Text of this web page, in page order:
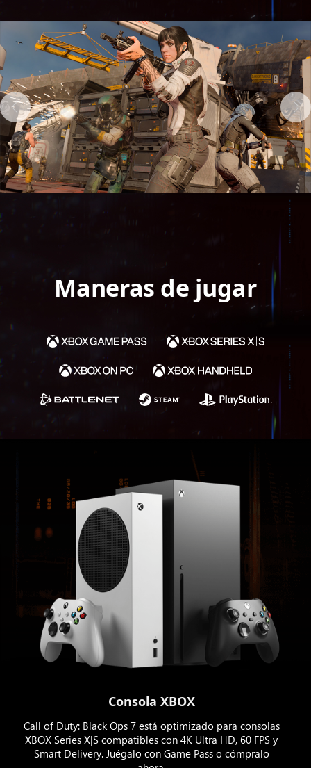
Maneras de jugar
Consola XBOX
Call of Duty: Black Ops 7 está optimizado para consolas
XBOX Series X|S compatibles con 4K Ultra HD, 60 FPS y
Smart Delivery. Juégalo con Game Pass o cómpralo